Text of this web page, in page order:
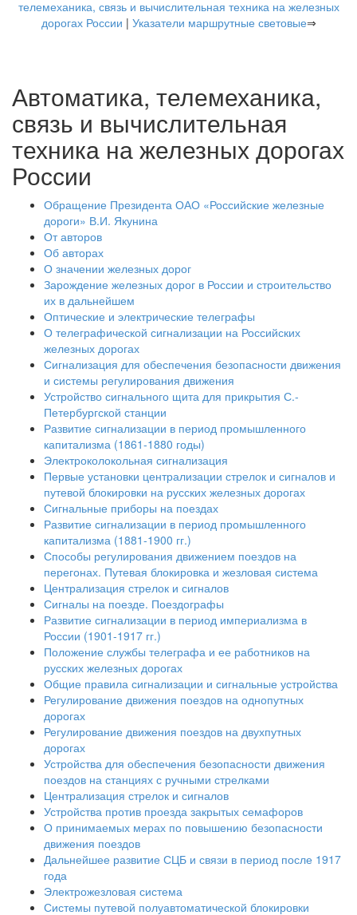
телемеханика, связь и вычислительная техника на железных
дорогах России | Указатели маршрутные световые⇒
Автоматика, телемеханика,
связь и вычислительная
техника на железных дорогах
России
Обращение Президента ОАО «Российские железные
дороги» В.И. Якунина
От авторов
Об авторах
О значении железных дорог
Зарождение железных дорог в России и строительство
их в дальнейшем
Оптические и электрические телеграфы
О телеграфической сигнализации на Российских
железных дорогах
Сигнализация для обеспечения безопасности движения
и системы регулирования движения
Устройство сигнального щита для прикрытия С.-
Петербургской станции
Развитие сигнализации в период промышленного
капитализма (1861-1880 годы)
Электроколокольная сигнализация
Первые установки централизации стрелок и сигналов и
путевой блокировки на русских железных дорогах
Сигнальные приборы на поездах
Развитие сигнализации в период промышленного
капитализма (1881-1900 гг.)
Способы регулирования движением поездов на
перегонах. Путевая блокировка и жезловая система
Централизация стрелок и сигналов
Сигналы на поезде. Поездографы
Развитие сигнализации в период империализма в
России (1901-1917 гг.)
Положение службы телеграфа и ее работников на
русских железных дорогах
Общие правила сигнализации и сигнальные устройства
Регулирование движения поездов на однопутных
дорогах
Регулирование движения поездов на двухпутных
дорогах
Устройства для обеспечения безопасности движения
поездов на станциях с ручными стрелками
Централизация стрелок и сигналов
Устройства против проезда закрытых семафоров
О принимаемых мерах по повышению безопасности
движения поездов
Дальнейшее развитие СЦБ и связи в период после 1917
года
Электрожезловая система
Системы путевой полуавтоматической блокировки